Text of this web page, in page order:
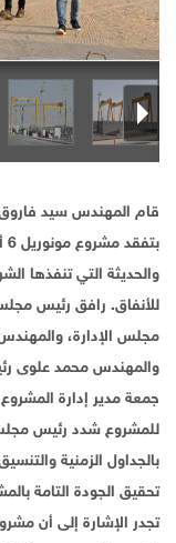
قام المهندس سيد
والحديثة التي تنفذها
للأنفاق. رافق رئيس
مجلس الإدارة،
والمهندس محمد علوى
جمعة مدير إدارة
للمشروع شدد رئيس مجلس
بالجداول الزمنية
تحقيق الجودة التامة